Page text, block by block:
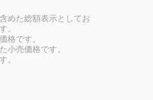
めた総額表示としてお
。
格です。
小売価格です。
。